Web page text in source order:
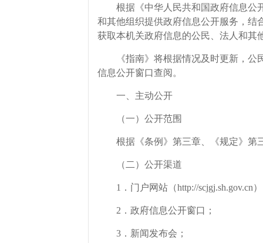
根据《中华人民共和国政府信息公开
和其他组织提供政府信息公开服务，结
获取本机关政府信息的公民、法人和其
《指南》将根据情况及时更新，公民
信息公开窗口查阅。
一、主动公开
（一）公开范围
根据《条例》第三章、《规定》第
（二）公开渠道
1．门户网站（http://scjgj.sh.gov.cn
2．政府信息公开窗口；
3．新闻发布会；